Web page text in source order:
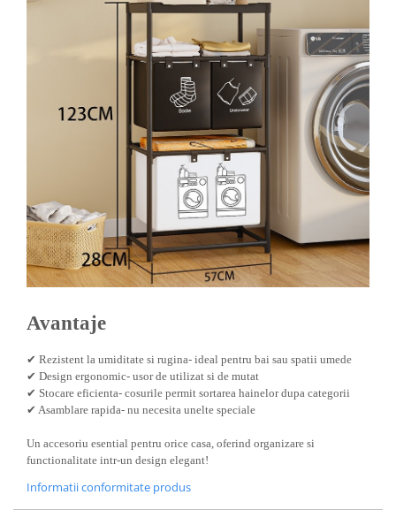
Kit-uri siguranta auto
Kit-uri Supravietuire si Accesorii
Accesorii ingrijire casa
Accesorii maturi, mopuri si galeti
Cutii depozitare diverse
Cutii depozitare medicamente
Cutii pentru chei
Dulapuri si rafturi de depozitare
Maturi, mopuri si galeti
Organizatoare imbracaminte si
incaltaminte
Perii de curatare
Perii si aparate scame
Stergatoare geam
Uscatoare si standere haine
Bucatarie si electrocasnice
Masini de carnati si accesorii
Avantaje
✔ Rezistent la umiditate si rugina- ideal pentru bai sau spatii umede
✔ Design ergonomic- usor de utilizat si de mutat
✔ Stocare eficienta- cosurile permit sortarea hainelor dupa categorii
✔ Asamblare rapida- nu necesita unelte speciale
Un accesoriu esential pentru orice casa, oferind organizare si
functionalitate intr-un design elegant!
Informatii conformitate produs